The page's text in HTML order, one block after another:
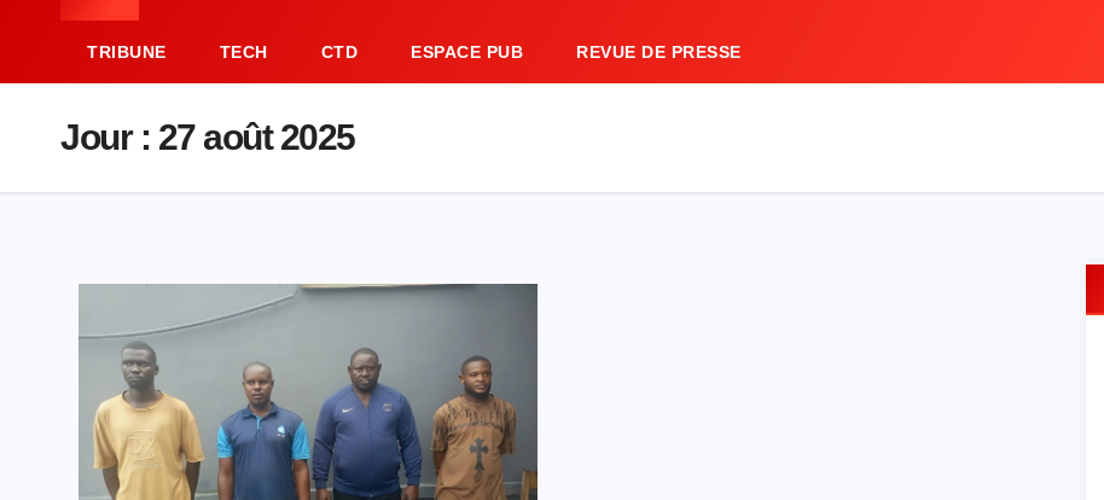
TRIBUNE TECH CTD ESPACE PUB REVUE DE PRESSE
Jour : 27 août 2025